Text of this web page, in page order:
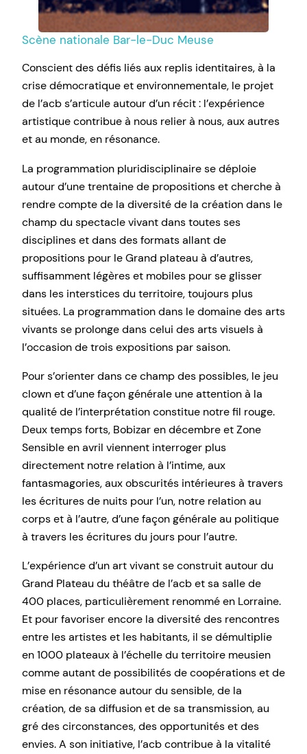
Scène nationale Bar-le-Duc Meuse
Conscient des défis liés aux replis identitaires, à la
crise démocratique et environnementale, le projet
de l’acb s’articule autour d’un récit : l’expérience
artistique contribue à nous relier à nous, aux autres
et au monde, en résonance.
La programmation pluridisciplinaire se déploie
autour d’une trentaine de propositions et cherche à
rendre compte de la diversité de la création dans le
champ du spectacle vivant dans toutes ses
disciplines et dans des formats allant de
propositions pour le Grand plateau à d’autres,
suffisamment légères et mobiles pour se glisser
dans les interstices du territoire, toujours plus
situées. La programmation dans le domaine des arts
vivants se prolonge dans celui des arts visuels à
l’occasion de trois expositions par saison.
Pour s’orienter dans ce champ des possibles, le jeu
clown et d’une façon générale une attention à la
qualité de l’interprétation constitue notre fil rouge.
Deux temps forts, Bobizar en décembre et Zone
Sensible en avril viennent interroger plus
directement notre relation à l’intime, aux
fantasmagories, aux obscurités intérieures à travers
les écritures de nuits pour l’un, notre relation au
corps et à l’autre, d’une façon générale au politique
à travers les écritures du jours pour l’autre.
L’expérience d’un art vivant se construit autour du
Grand Plateau du théâtre de l’acb et sa salle de
400 places, particulièrement renommé en Lorraine.
Et pour favoriser encore la diversité des rencontres
entre les artistes et les habitants, il se démultiplie
en 1000 plateaux à l’échelle du territoire meusien
comme autant de possibilités de coopérations et de
mise en résonance autour du sensible, de la
création, de sa diffusion et de sa transmission, au
gré des circonstances, des opportunités et des
envies. A son initiative, l’acb contribue à la vitalité